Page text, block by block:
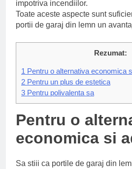
impotriva incendiilor.
Toate aceste aspecte sunt
portii de garaj din lemn un
Rezumat:
1 Pentru o alternativa economica
2 Pentru un plus de estetica
3 Pentru polivalenta sa
Pentru o
economica si
Sa stiii ca portile de garaj din